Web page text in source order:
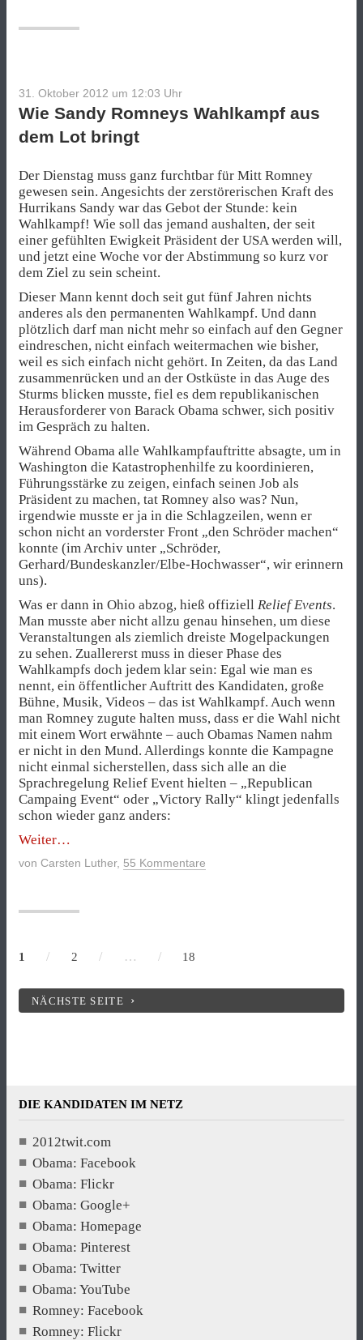
31. Oktober 2012 um 12:03 Uhr
Wie Sandy Romneys Wahlkampf aus
dem Lot bringt
Der Dienstag muss ganz furchtbar für Mitt Romney
gewesen sein. Angesichts der zerstörerischen Kraft des
Hurrikans Sandy war das Gebot der Stunde: kein
Wahlkampf! Wie soll das jemand aushalten, der seit
einer gefühlten Ewigkeit Präsident der USA werden will,
und jetzt eine Woche vor der Abstimmung so kurz vor
dem Ziel zu sein scheint.
Dieser Mann kennt doch seit gut fünf Jahren nichts
anderes als den permanenten Wahlkampf. Und dann
plötzlich darf man nicht mehr so einfach auf den Gegner
eindreschen, nicht einfach weitermachen wie bisher,
weil es sich einfach nicht gehört. In Zeiten, da das Land
zusammenrücken und an der Ostküste in das Auge des
Sturms blicken musste, fiel es dem republikanischen
Herausforderer von Barack Obama schwer, sich positiv
im Gespräch zu halten.
Während Obama alle Wahlkampfauftritte absagte, um in
Washington die Katastrophenhilfe zu koordinieren,
Führungsstärke zu zeigen, einfach seinen Job als
Präsident zu machen, tat Romney also was? Nun,
irgendwie musste er ja in die Schlagzeilen, wenn er
schon nicht an vorderster Front „den Schröder machen“
konnte (im Archiv unter „Schröder,
Gerhard/Bundeskanzler/Elbe-Hochwasser“, wir erinnern
uns).
Was er dann in Ohio abzog, hieß offiziell Relief Events.
Man musste aber nicht allzu genau hinsehen, um diese
Veranstaltungen als ziemlich dreiste Mogelpackungen
zu sehen. Zuallererst muss in dieser Phase des
Wahlkampfs doch jedem klar sein: Egal wie man es
nennt, ein öffentlicher Auftritt des Kandidaten, große
Bühne, Musik, Videos – das ist Wahlkampf. Auch wenn
man Romney zugute halten muss, dass er die Wahl nicht
mit einem Wort erwähnte – auch Obamas Namen nahm
er nicht in den Mund. Allerdings konnte die Kampagne
nicht einmal sicherstellen, dass sich alle an die
Sprachregelung Relief Event hielten – „Republican
Campaing Event“ oder „Victory Rally“ klingt jedenfalls
schon wieder ganz anders:
Weiter„Wie
Sandy
Romneys
bringt“
von Carsten Luther, 55 Kommentare
1 / 2 / … / 18
NÄCHSTE SEITE
DIE KANDIDATEN IM NETZ
2012twit.com
Obama: Facebook
Obama: Flickr
Obama: Google+
Obama: Homepage
Obama: Pinterest
Obama: Twitter
Obama: YouTube
Romney: Facebook
Romney: Flickr